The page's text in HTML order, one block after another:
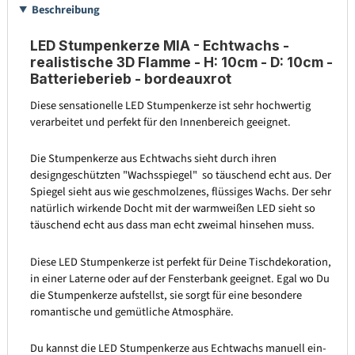
Beschreibung
LED Stumpenkerze MIA - Echtwachs -
realistische 3D Flamme - H: 10cm - D: 10cm -
Batterieberieb - bordeauxrot
Diese sensationelle LED Stumpenkerze ist sehr hochwertig
verarbeitet und perfekt für den Innenbereich geeignet.
Die Stumpenkerze aus Echtwachs sieht durch ihren
designgeschützten "Wachsspiegel" so täuschend echt aus. Der
Spiegel sieht aus wie geschmolzenes, flüssiges Wachs. Der sehr
natürlich wirkende Docht mit der warmweißen LED sieht so
täuschend echt aus dass man echt zweimal hinsehen muss.
Diese LED Stumpenkerze ist perfekt für Deine Tischdekoration,
in einer Laterne oder auf der Fensterbank geeignet. Egal wo Du
die Stumpenkerze aufstellst, sie sorgt für eine besondere
romantische und gemütliche Atmosphäre.
Du kannst die LED Stumpenkerze aus Echtwachs manuell ein-